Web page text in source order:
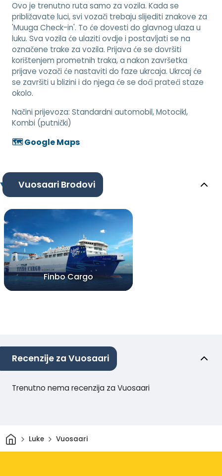
Ovo je trenutno ruta samo za vozila. Kada se
približavate luci, svi vozači trebaju slijediti znakove za
'Muuga Check-in'. To će dovesti do glavnog ulaza u
luku. Sva vozila će ulaziti ovdje i postavljati se na
označene trake za vozila. Prijava će se dovršiti
korištenjem prometnih traka, a nakon završetka
prijave vozači će nastaviti do faze ukrcaja. Ukrcaj će
se završiti u blizini i do njega će se doći prateći staze
okolo.
Načini prijevoza: Standardni automobil, Motocikl,
Kombi (putnički)
🗺️ Google Maps
Vuosaari Brodovi
Finbo Cargo
Recenzije za Vuosaari
Trenutno nema recenzija za Vuosaari
DomLuke Vuosaari